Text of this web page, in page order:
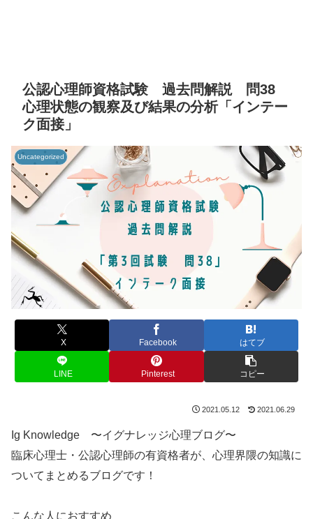
公認心理師資格試験 過去問解説 問38
心理状態の観察及び結果の分析「インテー
ク面接」
Uncategorized
X Facebook はてブ
LINE Pinterest コピー
2021.05.12 2021.06.29
Ig Knowledge 〜イグナレッジ心理ブログ〜
臨床心理士・公認心理師の有資格者が、心理界隈の知識に
ついてまとめるブログです！
こんな人におすすめ